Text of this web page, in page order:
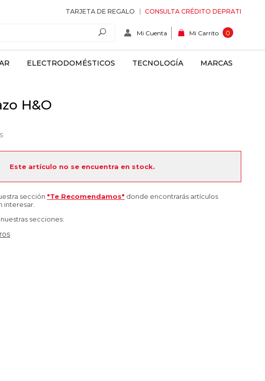
TARJETA DE REGALO CONSULTA CRÉDITO DEPRATI
Mi Cuenta Mi Carrito 0
ELECTRODOMÉSTICOS TECNOLOGÍA MARCAS
H&O
Este artículo no se encuentra en stock.
sección "Te Recomendamos" donde encontrarás artículos
interesar.
secciones: